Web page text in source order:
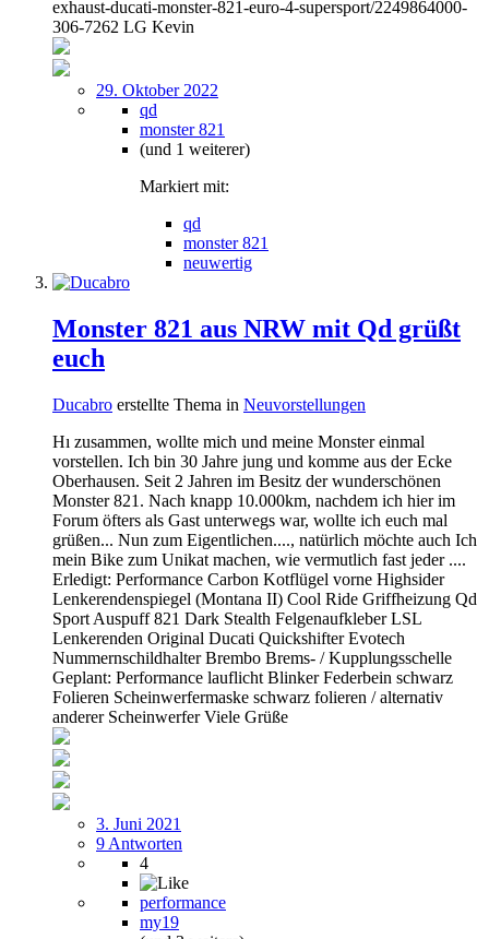
exhaust-ducati-monster-821-euro-4-supersport/2249864000-
306-7262 LG Kevin
29. Oktober 2022
qd
monster 821
(und 1 weiterer)
Markiert mit:
qd
monster 821
neuwertig
Monster 821 aus NRW mit Qd grüßt
euch
Ducabro erstellte Thema in Neuvorstellungen
Hı zusammen, wollte mich und meine Monster einmal
vorstellen. Ich bin 30 Jahre jung und komme aus der Ecke
Oberhausen. Seit 2 Jahren im Besitz der wunderschönen
Monster 821. Nach knapp 10.000km, nachdem ich hier im
Forum öfters als Gast unterwegs war, wollte ich euch mal
grüßen... Nun zum Eigentlichen...., natürlich möchte auch Ich
mein Bike zum Unikat machen, wie vermutlich fast jeder ....
Erledigt: Performance Carbon Kotflügel vorne Highsider
Lenkerendenspiegel (Montana II) Cool Ride Griffheizung Qd
Sport Auspuff 821 Dark Stealth Felgenaufkleber LSL
Lenkerenden Original Ducati Quickshifter Evotech
Nummernschildhalter Brembo Brems- / Kupplungsschelle
Geplant: Performance lauflicht Blinker Federbein schwarz
Folieren Scheinwerfermaske schwarz folieren / alternativ
anderer Scheinwerfer Viele Grüße
3. Juni 2021
9 Antworten
4
performance
my19